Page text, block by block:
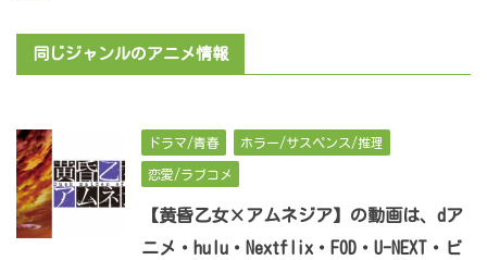
同じジャンルのアニメ情報
ドラマ/青春 ホラー/サスペンス/推理
恋愛/ラブコメ
【黄昏乙女×アムネジア】の動画は、dア
ニメ・hulu・Nextflix・FOD・U-NEXT・ビ